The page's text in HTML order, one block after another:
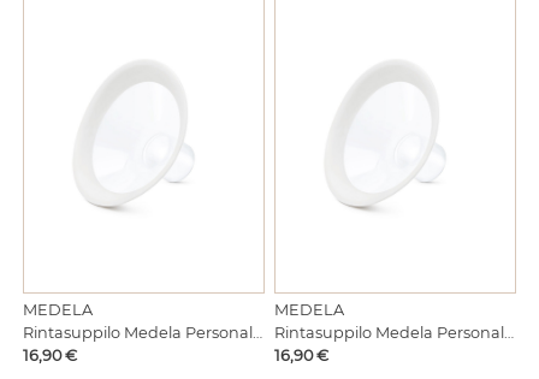
MEDELA
Hinta
16,90 €
MEDELA
Hinta
16,90 €